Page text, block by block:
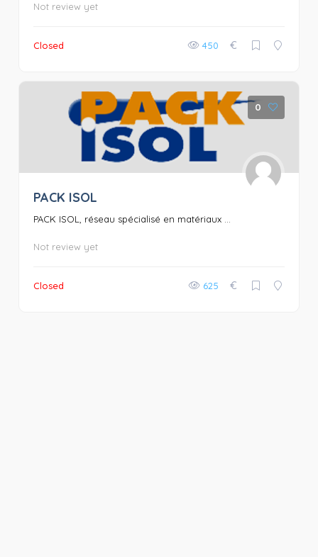
Not review yet
Closed 450 €
0
PACK ISOL
PACK ISOL, réseau spécialisé en matériaux ...
Not review yet
Closed 625 €